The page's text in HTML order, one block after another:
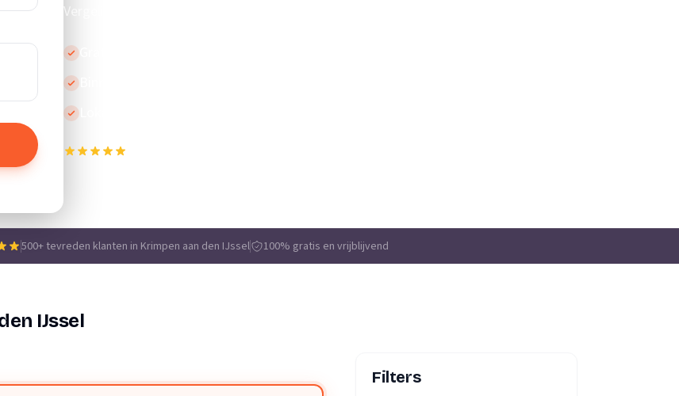
Vergelijk de beste klusjesmannen in Krimpen aan den IJssel.
Gratis en vrijblijvend
Binnen 24 uur reactie
Lokale vakmensen
500+ tevreden klanten in Krimpen aan den IJssel 100% gratis en vrijblijvend
IJssel
Filters